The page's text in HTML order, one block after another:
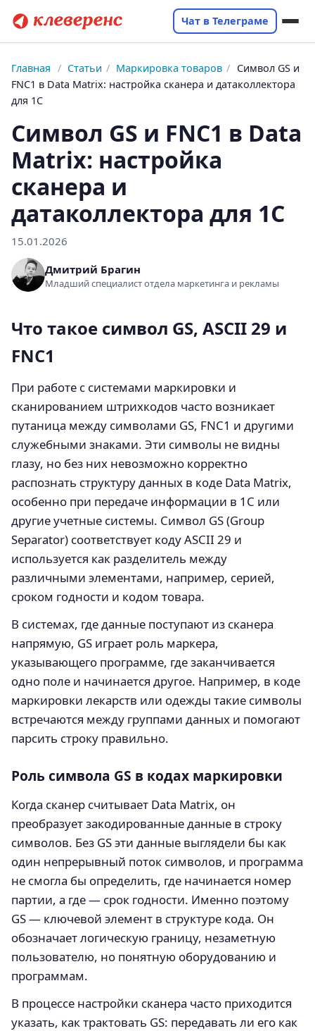
Чат в Телеграме
Главная / Статьи / Маркировка товаров / Символ GS и
FNC1 в Data Matrix: настройка сканера и датаколлектора
для 1С
Символ GS и FNC1 в Data
Matrix: настройка
сканера и
датаколлектора для 1С
15.01.2026
Дмитрий Брагин
Младший специалист отдела маркетинга и рекламы
Что такое символ GS, ASCII 29 и
FNC1
При работе с системами маркировки и
сканированием штрихкодов часто возникает
путаница между символами GS, FNC1 и другими
служебными знаками. Эти символы не видны
глазу, но без них невозможно корректно
распознать структуру данных в коде Data Matrix,
особенно при передаче информации в 1С или
другие учетные системы. Символ GS (Group
Separator) соответствует коду ASCII 29 и
используется как разделитель между
различными элементами, например, серией,
сроком годности и кодом товара.
В системах, где данные поступают из сканера
напрямую, GS играет роль маркера,
указывающего программе, где заканчивается
одно поле и начинается другое. Например, в коде
маркировки лекарств или одежды такие символы
встречаются между группами данных и помогают
парсить строку правильно.
Роль символа GS в кодах маркировки
Когда сканер считывает Data Matrix, он
преобразует закодированные данные в строку
символов. Без GS эти данные выглядели бы как
один непрерывный поток символов, и программа
не смогла бы определить, где начинается номер
партии, а где — срок годности. Именно поэтому
GS — ключевой элемент в структуре кода. Он
обозначает логическую границу, незаметную
пользователю, но понятную оборудованию и
программам.
В процессе настройки сканера часто приходится
указать, как трактовать GS: передавать ли его как